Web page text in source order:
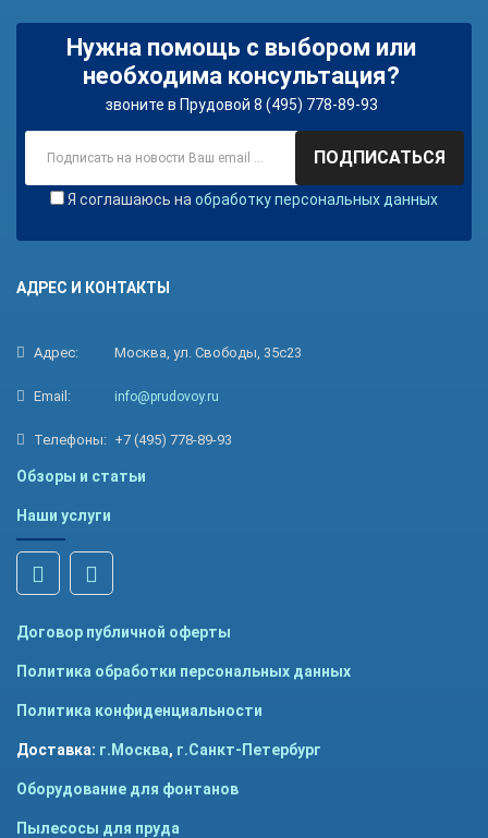
Нужна помощь с выбором или
необходима консультация?
звоните в Прудовой 8 (495) 778-89-93
ПОДПИСАТЬСЯ
Я соглашаюсь на обработку персональных данных
АДРЕС И КОНТАКТЫ
Адрес: Москва, ул. Свободы, 35с23
Email: info@prudovoy.ru
Телефоны: +7 (495) 778-89-93
Обзоры и статьи
Наши услуги
Договор публичной оферты
Политика обработки персональных данных
Политика конфиденциальности
Доставка: г.Москва, г.Санкт-Петербург
Оборудование для фонтанов
Пылесосы для пруда